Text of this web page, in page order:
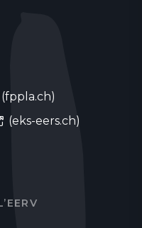
(fppla.ch)
(eks-eers.ch)